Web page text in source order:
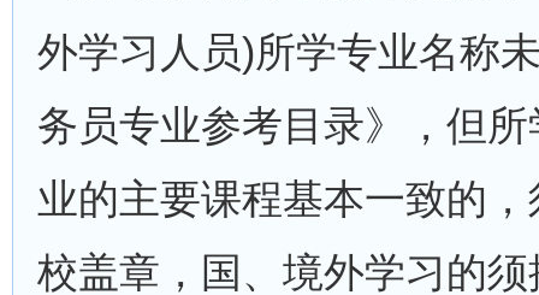
外学习人员)所学专业名称
务员专业参考目录》，但
业的主要课程基本一致的
校盖章，国、境外学习的